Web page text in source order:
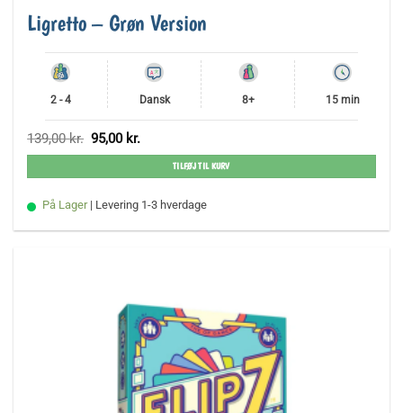
Ligretto – Grøn Version
2 - 4 Dansk 8+ 15 min
139,00kr. Den
oprindelige
pris
139,00 kr..
95,00 kr.
aktuelle
pris
95,00 kr..
TILFØJ TIL KURV
På Lager | Levering 1-3 hverdage